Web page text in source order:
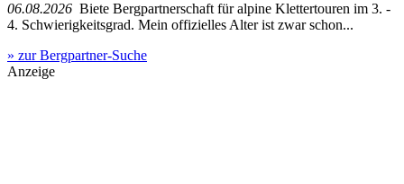
06.08.2026 Biete Bergpartnerschaft für alpine Klettertouren im 3. -
4. Schwierigkeitsgrad. Mein offizielles Alter ist zwar schon...
» zur Bergpartner-Suche
Anzeige